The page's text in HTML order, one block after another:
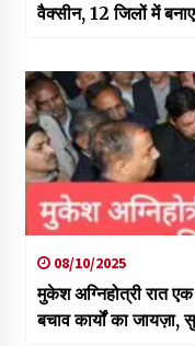
वैक्सीन, 12 जिलों में
08/10/2025
मुकेश अग्निहोत्री रात
बचाव कार्यों का